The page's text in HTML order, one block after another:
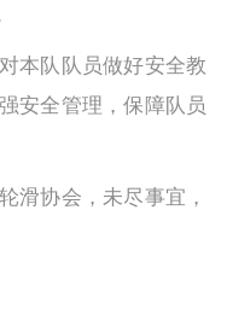
队队员做好安全教
安全管理，保障队员
协会，未尽事宜，